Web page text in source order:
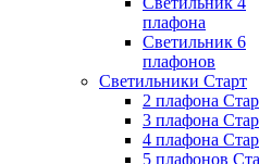
плафона
Светильник 6
плафонов
Светильники Старт
2 плафона
3 плафона
4 плафона
5 плафонов